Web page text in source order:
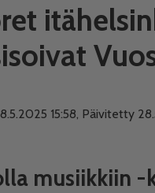
15:58, Päivitetty
musiikkiin -